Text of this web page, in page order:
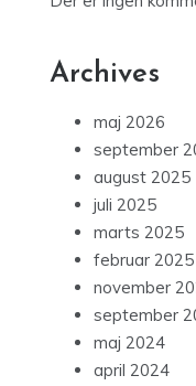
Archives
maj 2026
september
august 2025
juli 2025
marts 2025
februar 2025
november
september
maj 2024
april 2024